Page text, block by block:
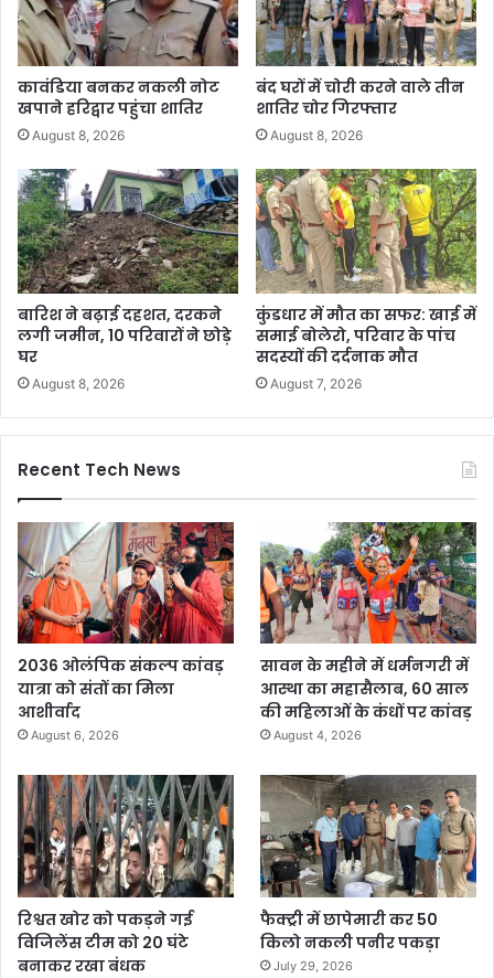
कावंडिया बनकर नकली नोट
खपाने हरिद्वार पहुंचा शातिर
August 8, 2026
बंद घरों में चोरी करने वाले तीन
शातिर चोर गिरफ्तार
August 8, 2026
बारिश ने बढ़ाई दहशत, दरकने
लगी जमीन, 10 परिवारों ने छोड़े
घर
August 8, 2026
कुंडधार में मौत का सफर: खाई में
समाई बोलेरो, परिवार के पांच
सदस्यों की दर्दनाक मौत
August 7, 2026
Recent Tech News
2036 ओलंपिक संकल्प कांवड़
यात्रा को संतों का मिला
आशीर्वाद
August 6, 2026
सावन के महीने में धर्मनगरी में
आस्था का महासैलाब, 60 साल
की महिलाओं के कंधों पर कांवड़
August 4, 2026
रिश्वत खोर को पकड़ने गई
विजिलेंस टीम को 20 घंटे
बनाकर रखा बंधक
फैक्ट्री में छापेमारी कर 50
किलो नकली पनीर पकड़ा
July 29, 2026